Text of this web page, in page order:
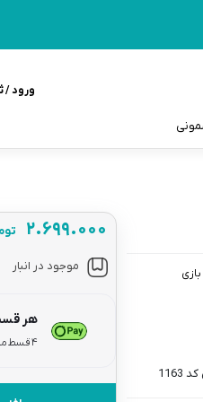
ورود /
۲.۶۹۹.۰۰۰
موجود در انبار
هر
۴ قسط ماهانه. بدون سود، چک و ضامن.